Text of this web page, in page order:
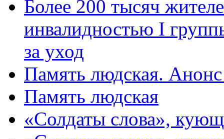
Более 200 тысяч
инвалидностью I
за уход
Память людская.
Память людская
«Солдаты слова»,